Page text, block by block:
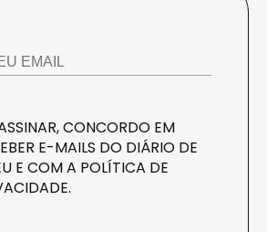
CONCORDO EM
E-MAILS DO DIÁRIO DE
E COM A POLÍTICA DE
.